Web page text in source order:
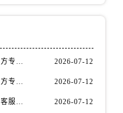
河南省商丘市梁园区神火大道万国售后服务中心（需提前预约）
2026年7月最新发布｜万国台州官方专柜客户服务热线与专柜信息攻略 2026-07-12
权威汇总！2026年7月万国广州官方专柜客户服务电话及门店名录 2026-07-12
万国北京专柜2026年7月最新官方客服热线｜门店信息及服务攻略发布 2026-07-12